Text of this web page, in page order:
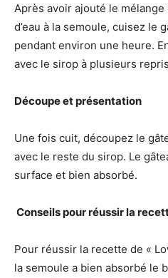
Après avoir ajouté le mélange
d’eau à la semoule, cuisez le
pendant environ une heure.
avec le sirop à plusieurs
Découpe et présentation
Une fois cuit, découpez le
avec le reste du sirop. Le
surface et bien absorbé.
Conseils pour réussir la
Pour réussir la recette de «
la semoule a bien absorbé le